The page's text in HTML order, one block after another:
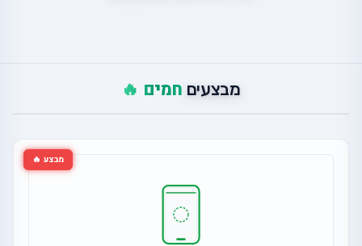
מבצעים חמים 🔥
מבצע 🔥